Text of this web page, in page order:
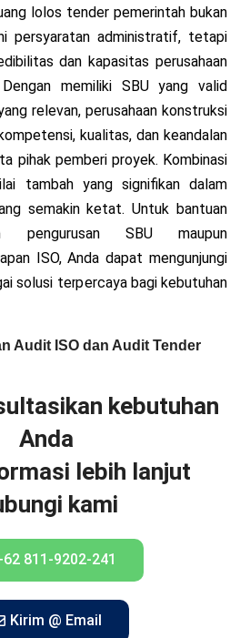
lolos tender pemerintah bukan
persyaratan administratif, tetapi
dan kapasitas perusahaan
memiliki SBU yang valid
relevan, perusahaan konstruksi
kualitas, dan keandalan
pihak pemberi proyek. Kombinasi
tambah yang signifikan dalam
semakin ketat. Untuk bantuan
pengurusan SBU maupun
ISO, Anda dapat mengunjungi
solusi terpercaya bagi kebutuhan
Audit ISO dan Audit Tender
kebutuhan
Anda
lebih lanjut
kami
811-9202-241
Kirim @ Email